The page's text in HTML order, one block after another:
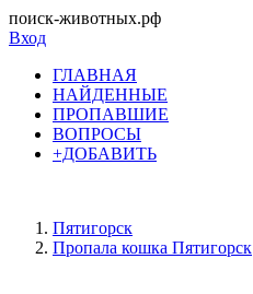
поиск-животных.рф
Вход
ГЛАВНАЯ
НАЙДЕННЫЕ
ПРОПАВШИЕ
ВОПРОСЫ
+ДОБАВИТЬ
Пятигорск
Пропала кошка Пятигорск